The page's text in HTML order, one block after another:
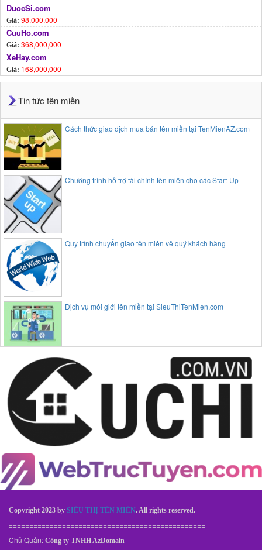
DuocSi.com
Giá: 98,000,000
CuuHo.com
Giá: 368,000,000
XeHay.com
Giá: 168,000,000
Tin tức tên miền
Cách thức giao dịch mua bán tên miền tại TenMienAZ.com
Chương trình hỗ trợ tài chính tên miền cho các Start-Up
Quy trình chuyển giao tên miền về quý khách hàng
Dịch vụ môi giới tên miền tại SieuThiTenMien.com
Copyright 2023 by SIÊU THỊ TÊN MIỀN. All rights reserved.
================================================
Chủ Quản: Công ty TNHH AzDomain